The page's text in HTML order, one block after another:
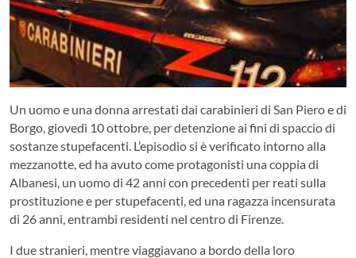
Un uomo e una donna arrestati dai carabinieri di San Piero e di
Borgo, giovedì 10 ottobre, per detenzione ai fini di spaccio di
sostanze stupefacenti. L’episodio si è verificato intorno alla
mezzanotte, ed ha avuto come protagonisti una coppia di
Albanesi, un uomo di 42 anni con precedenti per reati sulla
prostituzione e per stupefacenti, ed una ragazza incensurata
di 26 anni, entrambi residenti nel centro di Firenze.
I due stranieri, mentre viaggiavano a bordo della loro